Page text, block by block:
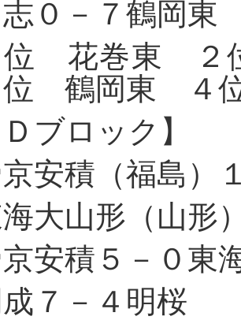
０－７鶴岡東
位 花巻東 ２
位 鶴岡東 ４
Ｄブロック】
安積（福島）
大山形（山形
安積５－０東
７－４明桜